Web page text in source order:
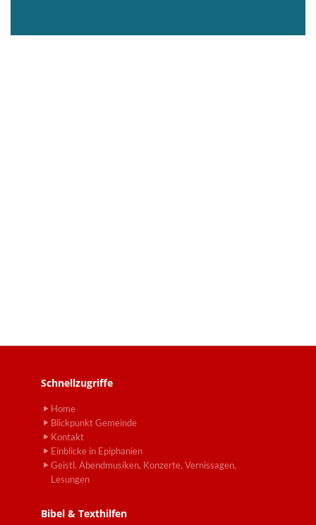
Schnellzugriffe
Home
Blickpunkt Gemeinde
Kontakt
Einblicke in Epiphanien
Geistl. Abendmusiken, Konzerte, Vernissagen,
Lesungen
Bibel & Texthilfen